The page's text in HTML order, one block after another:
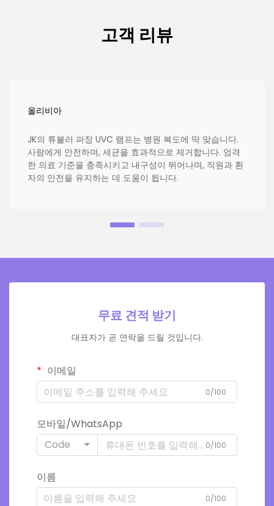
고객 리뷰
올리비아
JK의 튜불러 파장 UVC 램프는 병원 복도에 딱 맞습니다.
사람에게 안전하며, 세균을 효과적으로 제거합니다. 엄격
한 의료 기준을 충족시키고 내구성이 뛰어나며, 직원과 환
자의 안전을 유지하는 데 도움이 됩니다.
무료 견적 받기
대표자가 곧 연락을 드릴 것입니다.
이메일
0/100
모바일/WhatsApp
Code
0/100
이름
0/100